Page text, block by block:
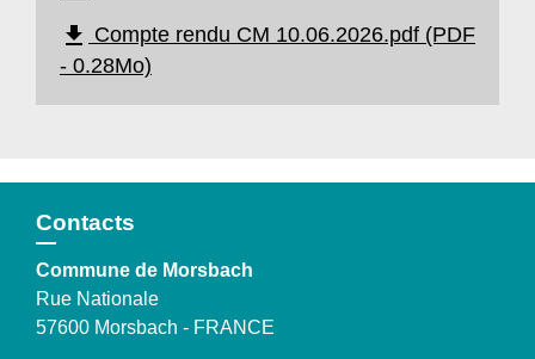
file_download Compte rendu CM 10.06.2026.pdf (PDF
- 0.28Mo)
Contacts
Commune de Morsbach
Rue Nationale
57600 Morsbach - FRANCE